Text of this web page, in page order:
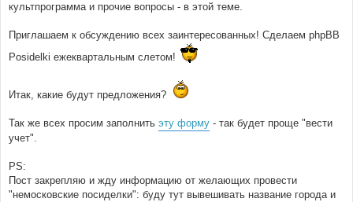
культпрограмма и прочие вопросы - в этой теме.
Приглашаем к обсуждению всех заинтересованных! Сделаем phpBB
Posidelki ежеквартальным слетом!
Итак, какие будут предложения?
Так же всех просим заполнить эту форму - так будет проще "вести
учет".
PS:
Пост закрепляю и жду информацию от желающих провести
"немосковские посиделки": буду тут вывешивать название города и